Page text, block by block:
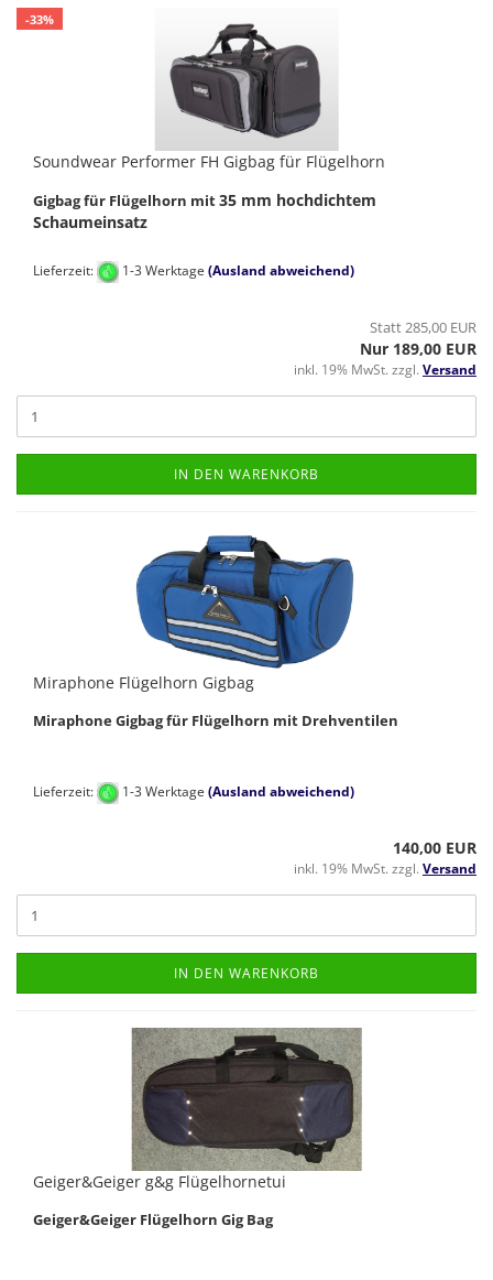
-33%
Soundwear Performer FH Gigbag für Flügelhorn
Gigbag für Flügelhorn mit35 mm hochdichtem
Schaumeinsatz
Lieferzeit: 1-3 Werktage (Ausland abweichend)
Statt 285,00 EUR
Nur 189,00 EUR
inkl. 19% MwSt. zzgl. Versand
IN DEN WARENKORB
Miraphone Flügelhorn Gigbag
Miraphone Gigbag für Flügelhorn mit Drehventilen
Lieferzeit: 1-3 Werktage (Ausland abweichend)
140,00 EUR
inkl. 19% MwSt. zzgl. Versand
IN DEN WARENKORB
Geiger&Geiger g&g Flügelhornetui
Geiger&Geiger Flügelhorn Gig Bag